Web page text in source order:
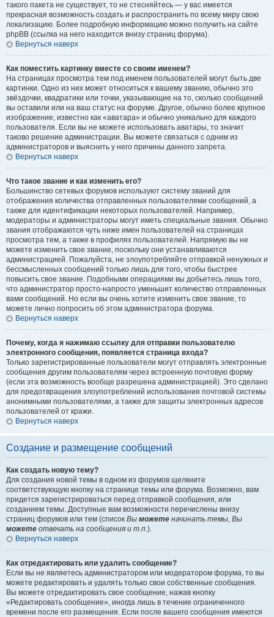
такого пакета не существует, то не стесняйтесь — у вас имеется
прекрасная возможность создать и распространить по всему миру свою
локализацию. Более подробную информацию можно получить на сайте
phpBB (ссылка на него находится внизу страниц форума).
Вернуться наверх
Как поместить картинку вместе со своим именем?
На страницах просмотра тем под именем пользователей могут быть две
картинки. Одно из них может относиться к вашему званию, обычно это
звёздочки, квадратики или точки, указывающие на то, сколько сообщений
вы оставили или на ваш статус на форуме. Другое, обычно более крупное
изображение, известно как «аватара» и обычно уникально для каждого
пользователя. Если вы не можете использовать аватары, то значит
таково решение администрации. Вы можете связаться с одним из
администраторов и выяснить у него причины данного запрета.
Вернуться наверх
Что такое звание и как изменить его?
Большинство сетевых форумов используют систему званий для
отображения количества отправленных пользователями сообщений, а
также для идентификации некоторых пользователей. Например,
модераторы и администраторы могут иметь специальные звания. Обычно
звания отображаются чуть ниже имен пользователей на страницах
просмотра тем, а также в профилях пользователей. Напрямую вы не
можете изменить свое звание, поскольку они устанавливаются
администрацией. Пожалуйста, не злоупотребляйте отправкой ненужных и
бессмысленных сообщений только лишь для того, чтобы быстрее
повысить свое звание. Подобными операциями вы добьетесь лишь того,
что администратор просто-напросто уменьшит количество отправленных
вами сообщений. Но если вы очень хотите изменить свое звание, то
можете лично попросить об этом администратора форума.
Вернуться наверх
Почему, когда я нажимаю ссылку для отправки пользователю
электронного сообщения, появляется страница входа?
Только зарегистрированные пользователи могут отправлять электронные
сообщения другим пользователям через встроенную почтовую форму
(если эта возможность вообще разрешена администрацией). Это сделано
для предотвращения злоупотреблений использования почтовой системы
анонимными пользователями, а также для защиты электронных адресов
пользователей от кражи.
Вернуться наверх
Создание и размещение сообщений
Как создать новую тему?
Для создания новой темы в одном из форумов щелкните
соответствующую кнопку на странице темы или форума. Возможно, вам
придется зарегистрироваться перед отправкой сообщения, или
созданием темы. Доступные вам возможности перечислены внизу
страниц форумов или тем (список Вы можете начинать темы, Вы
можете отвечать на сообщения и т.п.).
Вернуться наверх
Как отредактировать или удалить сообщение?
Если вы не являетесь администратором или модератором форума, то вы
можете редактировать и удалять только свои собственные сообщения.
Вы можете отредактировать свое сообщение, нажав кнопку
«Редактировать сообщение», иногда лишь в течение ограниченного
времени после его размещения. Если после вашего сообщения имеются